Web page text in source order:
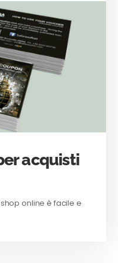
acquisti
online è facile e